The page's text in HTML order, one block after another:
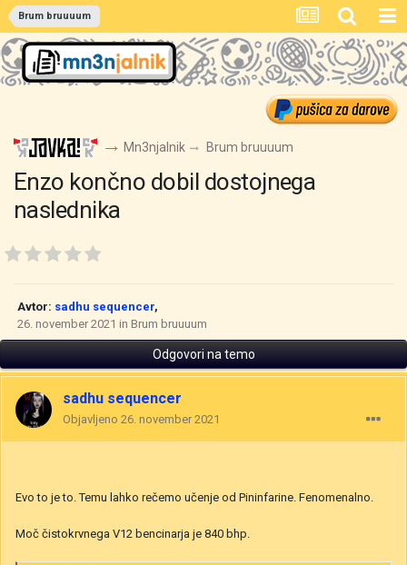
Brum bruuuum
Mn3njalnik Brum bruuuum
Enzo končno dobil dostojnega
naslednika
Avtor: sadhu sequencer,
26. november 2021 in Brum bruuuum
Odgovori na temo
sadhu sequencer
Objavljeno 26. november 2021
Evo to je to. Temu lahko rečemo učenje od Pininfarine. Fenomenalno.
Moč čistokrvnega V12 bencinarja je 840 bhp.